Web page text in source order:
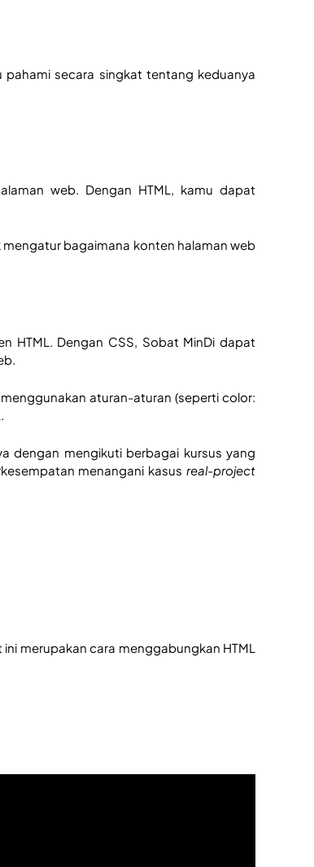
pahami secara singkat tentang keduanya
web. Dengan HTML, kamu dapat
bagaimana konten halaman web
HTML. Dengan CSS, Sobat MinDi dapat
aturan-aturan (seperti color:
dengan mengikuti berbagai kursus yang
menangani kasus real-project
merupakan cara menggabungkan HTML